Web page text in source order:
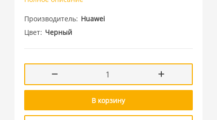
Производитель Huawei
Цвет Черный
В корзину